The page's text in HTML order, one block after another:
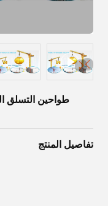
تفاصيل المنتج